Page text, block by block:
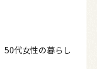
50代女性の暮らし